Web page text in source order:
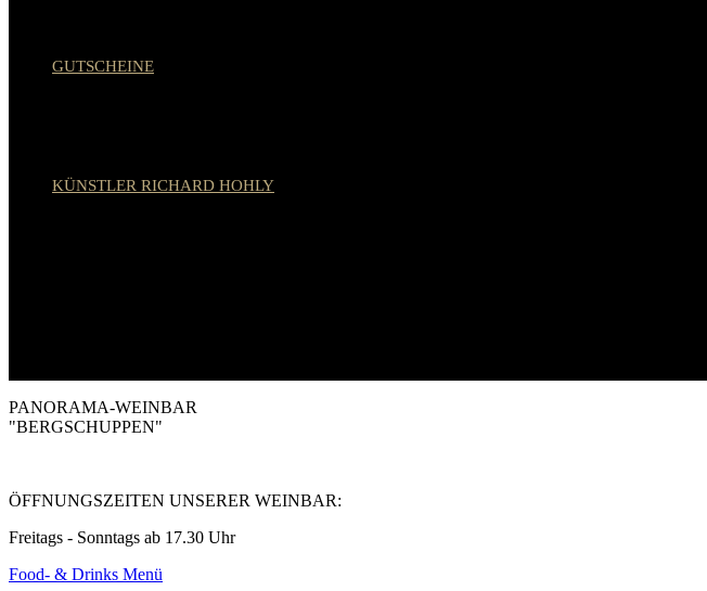
GUTSCHEINE
KÜNSTLER RICHARD HOHLY
PANORAMA-WEINBAR
"BERGSCHUPPEN"
ÖFFNUNGSZEITEN UNSERER WEINBAR:
Freitags - Sonntags ab 17.30 Uhr
Food- & Drinks Menü